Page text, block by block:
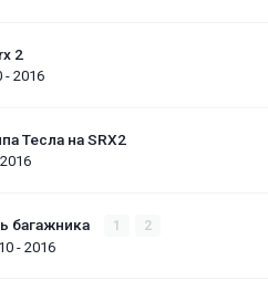
2
- 2016
Тесла на SRX2
багажника 1 2
- 2016